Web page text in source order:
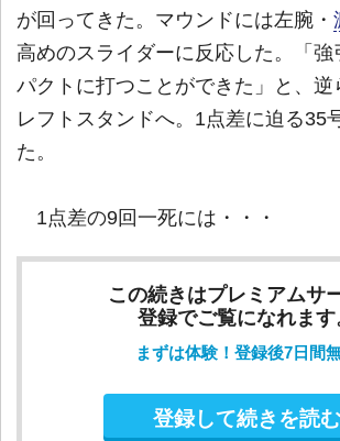
が回ってきた。マウンドには左腕・
高めのスライダーに反応した。「強
パクトに打つことができた」と、逆
レフトスタンドへ。1点差に迫る35
た。
1点差の9回一死には・・・
この続きはプレミアムサ
登録でご覧になれます
まずは体験！登録後7日間
登録して続きを読む